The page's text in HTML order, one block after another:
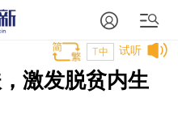
试听
T中
激发脱贫内生